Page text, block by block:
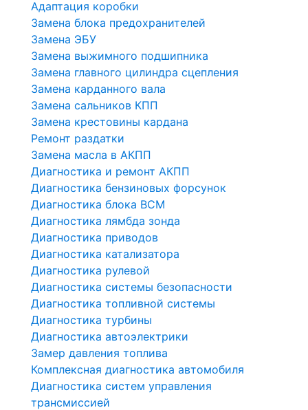
Адаптация коробки
Замена блока предохранителей
Замена ЭБУ
Замена выжимного подшипника
Замена главного цилиндра сцепления
Замена карданного вала
Замена сальников КПП
Замена крестовины кардана
Ремонт раздатки
Замена масла в АКПП
Диагностика и ремонт АКПП
Диагностика бензиновых форсунок
Диагностика блока BCM
Диагностика лямбда зонда
Диагностика приводов
Диагностика катализатора
Диагностика рулевой
Диагностика системы безопасности
Диагностика топливной системы
Диагностика турбины
Диагностика автоэлектрики
Замер давления топлива
Комплексная диагностика автомобиля
Диагностика систем управления
трансмиссией